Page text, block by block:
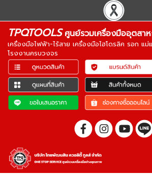
TPQTOOLSศูนย์รวมเครื่องมืออุตสา
เครื่องมือไฟฟ้า-ไร้สาย เครื่องมือไฮโดรลิค รอก แ
โรงงานครบวงจร